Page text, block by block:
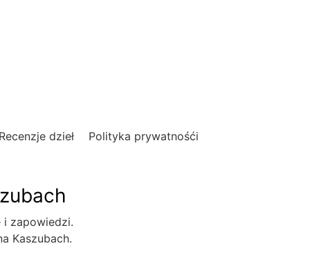
dzieł Polityka prywatnośći
i zapowiedzi.
Kaszubach.